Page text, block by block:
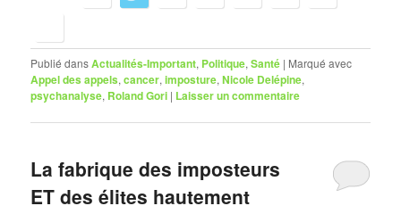
Publié dansActualités-Important, Politique,Santé | Marqué avec
Appel des appels,cancer,imposture,Nicole Delépine,
psychanalyse, Roland Gori | Laisser un commentaire
La fabrique des imposteurs
ET des élites hautement